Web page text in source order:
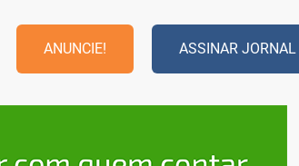
ANUNCIE! ASSINAR